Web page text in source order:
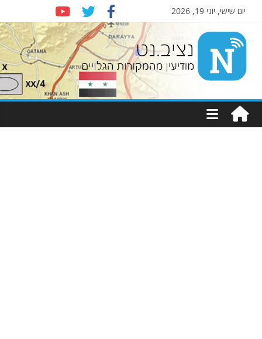
יום שישי, יוני 19, 2026
Nziv.net
מודיעין
מהמקורות